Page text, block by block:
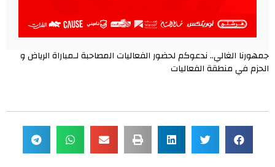
جمهورنا الغالي.. ندعوكم لحضور الفعاليات المصاحبة لـمباراة ⁧‫الرياض و
الحزم‬⁩ في منطقة الفعاليات